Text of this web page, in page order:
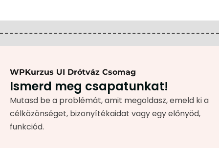
WPKurzus UI Drótváz Csomag
Ismerd meg csapatunkat!
Mutasd be a problémát, amit megoldasz, emeld ki a
célközönséget, bizonyítékaidat vagy egy előnyöd,
funkciód.